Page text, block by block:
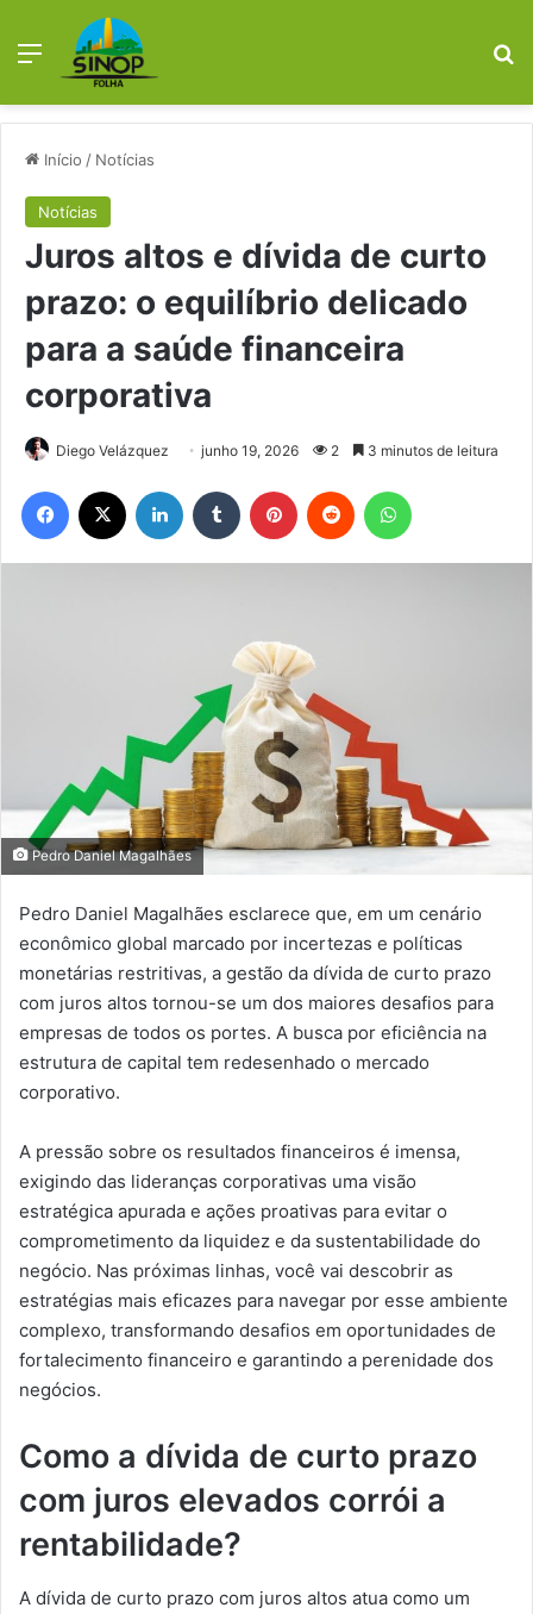
Menu
Início / Notícias
Notícias
Juros altos e dívida de curto
prazo: o equilíbrio delicado
para a saúde financeira
corporativa
Diego Velázquez junho 19, 2026 2 3 minutos de leitura
Facebook Linkedin Tumblr Pinterest Reddit
Pedro Daniel Magalhães
Pedro Daniel Magalhães esclarece que, em um cenário
econômico global marcado por incertezas e políticas
monetárias restritivas, a gestão da dívida de curto prazo
com juros altos tornou-se um dos maiores desafios para
empresas de todos os portes. A busca por eficiência na
estrutura de capital tem redesenhado o mercado
corporativo.
A pressão sobre os resultados financeiros é imensa,
exigindo das lideranças corporativas uma visão
estratégica apurada e ações proativas para evitar o
comprometimento da liquidez e da sustentabilidade do
negócio. Nas próximas linhas, você vai descobrir as
estratégias mais eficazes para navegar por esse ambiente
complexo, transformando desafios em oportunidades de
fortalecimento financeiro e garantindo a perenidade dos
negócios.
Como a dívida de curto prazo
com juros elevados corrói a
rentabilidade?
A dívida de curto prazo com juros altos atua como um